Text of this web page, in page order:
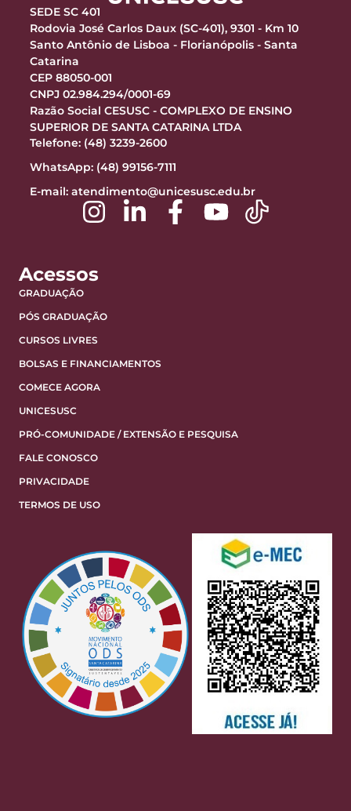
SEDE SC 401
Rodovia José Carlos Daux (SC-401), 9301 - Km 10
Santo Antônio de Lisboa - Florianópolis - Santa
Catarina
CEP 88050-001
CNPJ 02.984.294/0001-69
Razão Social CESUSC - COMPLEXO DE ENSINO
SUPERIOR DE SANTA CATARINA LTDA
Telefone: (48) 3239-2600
WhatsApp: (48) 99156-7111
E-mail: atendimento@unicesusc.edu.br
Acessos
GRADUAÇÃO
PÓS GRADUAÇÃO
CURSOS LIVRES
BOLSAS E FINANCIAMENTOS
COMECE AGORA
UNICESUSC
PRÓ-COMUNIDADE / EXTENSÃO E PESQUISA
FALE CONOSCO
PRIVACIDADE
TERMOS DE USO